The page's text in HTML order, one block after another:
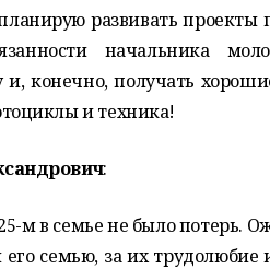
развивать
начальника
и, конечно, получать
и техника!
:
м в семье не было потерь.
его семью, за их